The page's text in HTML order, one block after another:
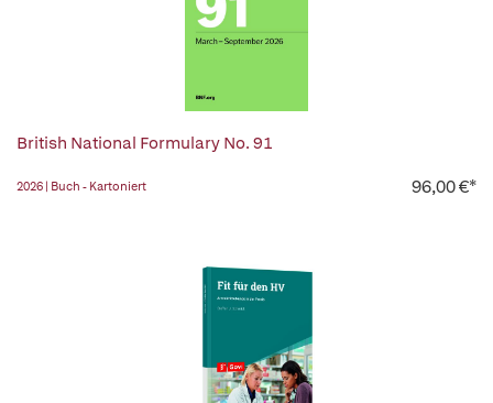
British National Formulary No. 91
2026 | Buch - Kartoniert 96,00 €*